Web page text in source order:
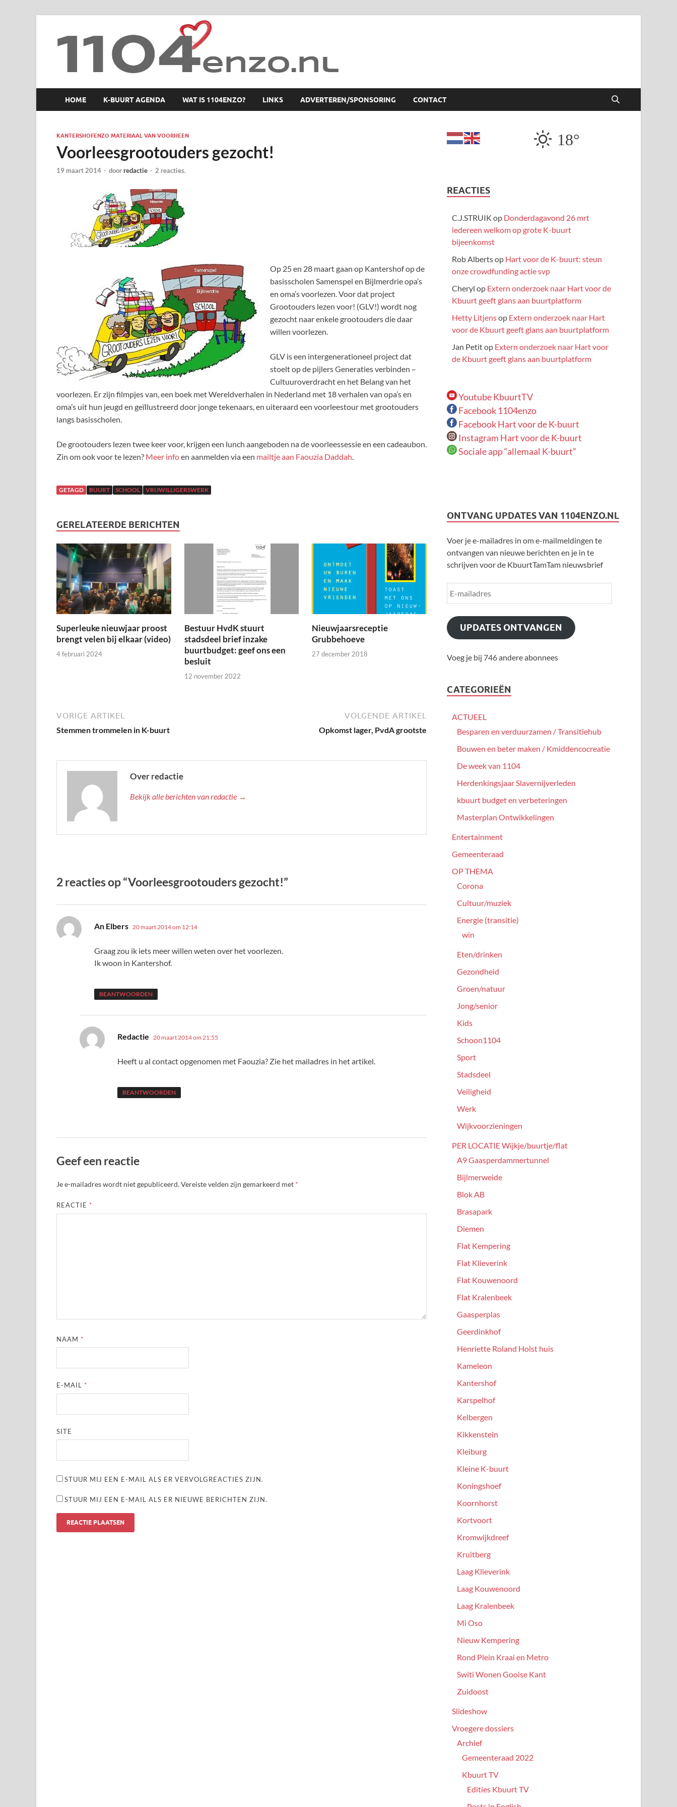
1104 en zo
HOME K-BUURT AGENDA WAT IS 1104ENZO? LINKS ADVERTEREN/SPONSORING CONTACT
KANTERSHOFENZO MATERIAAL VAN VOORHEEN
Voorleesgrootouders gezocht!
19 maart 2014 - doorredactie - 2 reacties.
Op 25 en 28 maart gaan op Kantershof op de
basisscholen Samenspel en Bijlmerdrie opa’s
en oma’s voorlezen. Voor dat project
Grootouders lezen voor! (GLV!) wordt nog
gezocht naar enkele grootouders die daar
willen voorlezen.
GLV is een intergenerationeel project dat
stoelt op de pijlers Generaties verbinden –
Cultuuroverdracht en het Belang van het
voorlezen. Er zijn filmpjes van, een boek met Wereldverhalen in Nederland met 18 verhalen van opa’s en
oma’s uit hun jeugd en geïllustreerd door jonge tekenaars, en uiteraard een voorleestour met grootouders
langs basisscholen.
De grootouders lezen twee keer voor, krijgen een lunch aangeboden na de voorleessessie en een cadeaubon.
Zin om ook voor te lezen? Meer infoen aanmelden via een mailtje aan Faouzia Daddah
GETAGD BUURT SCHOOL VRIJWILLIGERSWERK
GERELATEERDE BERICHTEN
Superleuke nieuwjaar proost
brengt velen bij elkaar (video)
4 februari 2024
Bestuur HvdK stuurt
stadsdeel brief inzake
buurtbudget: geef ons een
besluit
12 november 2022
Nieuwjaarsreceptie
Grubbehoeve
27 december 2018
VORIGE ARTIKEL
Stemmen trommelen in K-buurt
VOLGENDE ARTIKEL
Opkomst lager, PvdA grootste
Over redactie
Bekijk alle berichten van redactie →
2 reacties op “Voorleesgrootouders gezocht!”
An Elbers schreef:
20 maart 2014 om 12:14
Graag zou ik iets meer willen weten over het voorlezen.
Ik woon in Kantershof.
BEANTWOORDEN
Redactie schreef:
20 maart 2014 om 21:55
Heeft u al contact opgenomen met Faouzia? Zie het mailadres in het artikel.
BEANTWOORDEN
Geef een reactie
Je e-mailadres wordt niet gepubliceerd.Vereiste velden zijn gemarkeerd met *
REACTIE *
NAAM *
E-MAIL *
SITE
STUUR MIJ EEN E-MAIL ALS ER VERVOLGREACTIES ZIJN.
STUUR MIJ EEN E-MAIL ALS ER NIEUWE BERICHTEN ZIJN.
18°
REACTIES
C.J.STRUIK op Donderdagavond 26 mrt
iedereen welkom op grote K-buurt
bijeenkomst
Rob Albertsop Hart voor de K-buurt: steun
onze crowdfunding actie svp
Cheryl op Extern onderzoek naar Hart voor de
Kbuurt geeft glans aan buurtplatform
Hetty Litjensop Extern onderzoek naar Hart
voor de Kbuurt geeft glans aan buurtplatform
Jan Petitop Extern onderzoek naar Hart voor
de Kbuurt geeft glans aan buurtplatform
Youtube KbuurtTV
Facebook 1104enzo
Facebook Hart voor de K-buurt
Instagram Hart voor de K-buurt
Sociale app “allemaal K-buurt”
ONTVANG UPDATES VAN 1104ENZO.NL
Voer je e-mailadres in om e-mailmeldingen te
ontvangen van nieuwe berichten en je in te
schrijven voor de KbuurtTamTam nieuwsbrief
UPDATES ONTVANGEN
Voeg je bij 746 andere abonnees
CATEGORIEËN
ACTUEEL
Besparen en verduurzamen / Transitiehub
Bouwen en beter maken / Kmiddencocreatie
De week van 1104
Herdenkingsjaar Slavernijverleden
kbuurt budget en verbeteringen
Masterplan Ontwikkelingen
Entertainment
Gemeenteraad
OP THEMA
Corona
Cultuur/muziek
Energie (transitie)
win
Eten/drinken
Gezondheid
Groen/natuur
Jong/senior
Kids
Schoon1104
Sport
Stadsdeel
Veiligheid
Werk
Wijkvoorzieningen
PER LOCATIE Wijkje/buurtje/flat
A9 Gaasperdammertunnel
Bijlmerweide
Blok AB
Brasapark
Diemen
Flat Kempering
Flat Klieverink
Flat Kouwenoord
Flat Kralenbeek
Gaasperplas
Geerdinkhof
Henriette Roland Holst huis
Kameleon
Kantershof
Karspelhof
Kelbergen
Kikkenstein
Kleiburg
Kleine K-buurt
Koningshoef
Koornhorst
Kortvoort
Kromwijkdreef
Kruitberg
Laag Klieverink
Laag Kouwenoord
Laag Kralenbeek
Mi Oso
Nieuw Kempering
Rond Plein Kraai en Metro
Switi Wonen Gooise Kant
Zuidoost
Slideshow
Vroegere dossiers
Archief
Gemeenteraad 2022
Kbuurt TV
Edities Kbuurt TV